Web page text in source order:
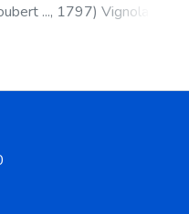
..., 1797) Vignola,
da, 1507-1573